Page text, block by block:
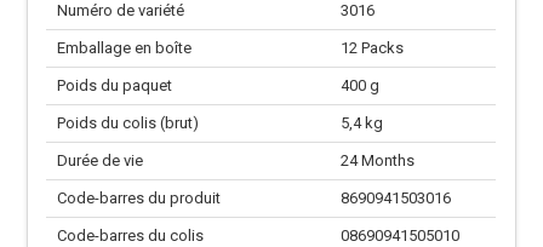
Numéro de variété 3016
Emballage en boîte 12 Packs
Poids du paquet 400 g
Poids du colis (brut) 5,4 kg
Durée de vie 24 Months
Code-barres du produit 8690941503016
Code-barres du colis 08690941505010